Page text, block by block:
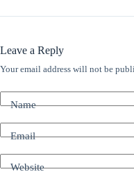
Leave a Reply
Your email address will not be
Name
Email
Website